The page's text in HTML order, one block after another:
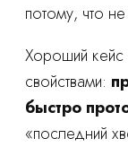
потому, что не
Хороший
свойствами:
быстро
«последний